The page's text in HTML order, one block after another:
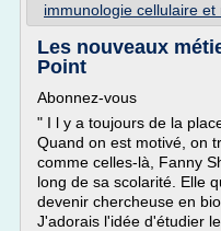
immunologie cellulaire
Les nouveaux
Point
Abonnez-vous
" I l y a toujours de la
Quand on est motivé, on
comme celles-là, Fanny
long de sa scolarité. Elle
devenir chercheuse en
J'adorais l'idée d'étudier